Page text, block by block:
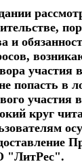
и
участия
попасть в
участия
круг
"ЛитРес".